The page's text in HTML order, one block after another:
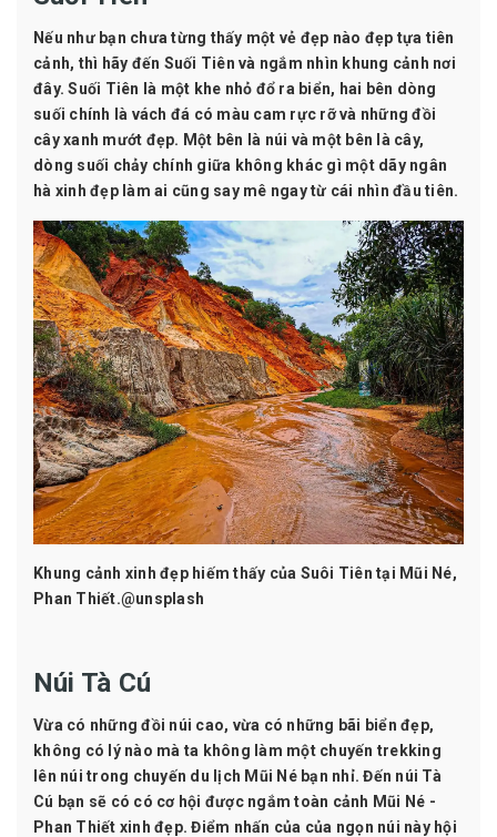
Nếu như bạn chưa từng thấy một vẻ đẹp nào đẹp tựa tiên
cảnh, thì hãy đến Suối Tiên và ngắm nhìn khung cảnh nơi
đây. Suối Tiên là một khe nhỏ đổ ra biển, hai bên dòng
suối chính là vách đá có màu cam rực rỡ và những đồi
cây xanh mướt đẹp. Một bên là núi và một bên là cây,
dòng suối chảy chính giữa không khác gì một dãy ngân
hà xinh đẹp làm ai cũng say mê ngay từ cái nhìn đầu tiên.
Khung cảnh xinh đẹp hiếm thấy của Suôi Tiên tại Mũi Né,
Phan Thiết.@unsplash
Núi Tà Cú
Vừa có những đồi núi cao, vừa có những bãi biển đẹp,
không có lý nào mà ta không làm một chuyến trekking
lên núi trong chuyến du lịch Mũi Né bạn nhỉ. Đến núi Tà
Cú bạn sẽ có có cơ hội được ngắm toàn cảnh Mũi Né -
Phan Thiết xinh đẹp. Điểm nhấn của của ngọn núi này hội